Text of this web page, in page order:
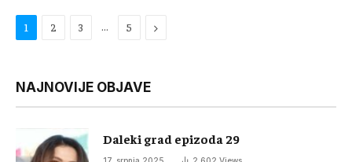
1 2 3 … 5 Next
NAJNOVIJE OBJAVE
Daleki grad epizoda 29